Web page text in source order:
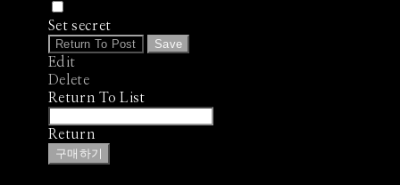
Set secret
Return To Post Save
Edit
Delete
Return To List
Return
구매하기